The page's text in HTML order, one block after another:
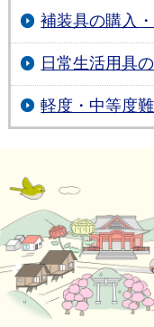
補装具の購入
日常生活用具
軽度・中等度